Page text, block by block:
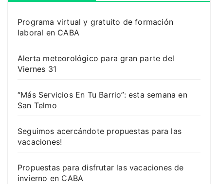
Programa virtual y gratuito de formación
laboral en CABA
Alerta meteorológico para gran parte del
Viernes 31
“Más Servicios En Tu Barrio”: esta semana en
San Telmo
Seguimos acercándote propuestas para las
vacaciones!
Propuestas para disfrutar las vacaciones de
invierno en CABA